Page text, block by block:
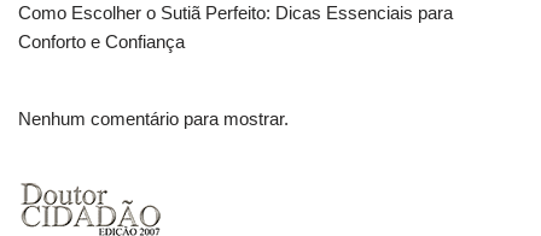
Como Escolher o Sutiã Perfeito: Dicas Essenciais para
Conforto e Confiança
Nenhum comentário para mostrar.